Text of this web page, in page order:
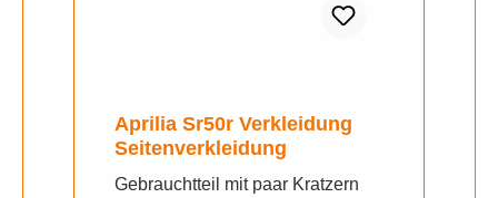
Aprilia Sr50r Verkleidung
Seitenverkleidung
Gebrauchtteil mit paar Kratzern